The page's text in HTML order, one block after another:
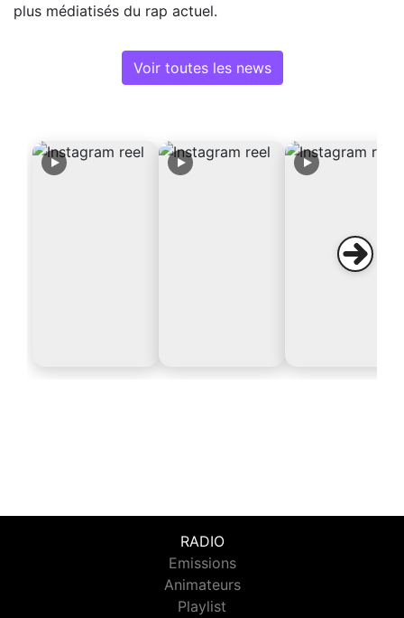
plus médiatisés du rap actuel.
Voir toutes les news
RADIO
Emissions
Animateurs
Playlist